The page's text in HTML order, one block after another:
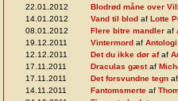
22.01.2012
Blodrød måne over
14.01.2012
Vand til blod af Lotte
08.01.2012
Flere bitre mandler af
19.12.2011
Vintermord af Antologi
12.12.2011
Det du ikke dør afaf
17.11.2011
Draculas gæstaf
17.11.2011
Det forsvundne tegn
14.11.2011
Fantomsmerte af